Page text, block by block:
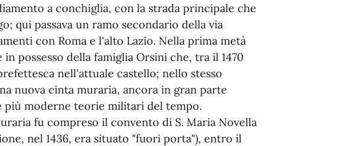
a conchiglia, con la strada principale che
qui passava un ramo secondario della via
con Roma e l'alto Lazio. Nella prima metà
possesso della famiglia Orsini che, tra il 1470
nell'at­tuale castello; nello stesso
nuova cinta muraria, ancora in gran parte
più moderne teorie militari del tempo.
fu compreso il convento di S. Maria Novella
nel 1436, era situato "fuori porta"), entro il